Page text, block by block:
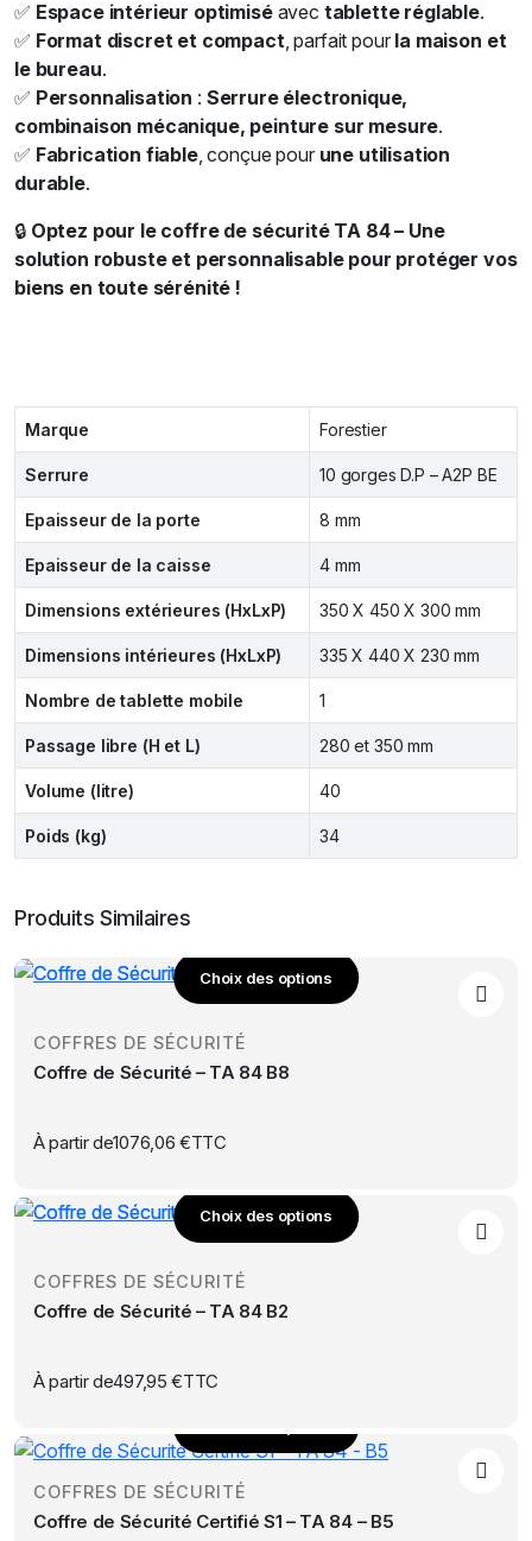
✅ Espace intérieur optimiséavec tablette réglable.
✅ Format discret et compact , parfait pour la maison et
le bureau.
✅ Personnalisation : Serrure électronique,
combinaison mécanique, peinture sur mesure.
✅ Fabrication fiable, conçue pour une utilisation
durable.
🔒 Optez pour le coffre de sécurité TA 84 – Une
solution robuste et personnalisable pour protéger vos
biens en toute sérénité !
Marque Forestier
Serrure 10 gorges D.P – A2P BE
Epaisseur de la porte 8 mm
Epaisseur de la caisse 4 mm
Dimensions extérieures (HxLxP) 350 X 450 X 300 mm
Dimensions intérieures (HxLxP) 335 X 440 X 230 mm
Nombre de tablette mobile 1
Passage libre (H et L) 280 et 350 mm
Volume (litre) 40
Poids (kg) 34
Produits Similaires
Choix des options
Ce
a
plusieurs
Les
peuvent
être
choisies
sur
la
produit
COFFRES DE SÉCURITÉ
Coffre de Sécurité – TA 84 B8
À partir de1076,06 €TTC
Choix des options
Ce
a
plusieurs
Les
peuvent
être
choisies
sur
COFFRES DE SÉCURITÉ
Coffre de Sécurité – TA 84 B2
À partir de497,95€TTC
Ce
produit
a
plusieurs
COFFRES DE SÉCURITÉ
Coffre de Sécurité Certifié S1 – TA 84 – B5